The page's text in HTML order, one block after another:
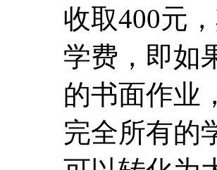
可以转化为
课程授课方式
1、 学习方式
员通过网络下